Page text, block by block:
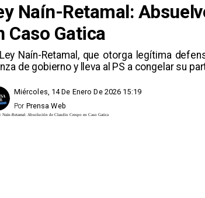
Naín-Retamal:
Caso Gatica
Naín-Retamal, que otorga legítima
de gobierno y lleva al PS a congelar su
Miércoles, 14 De Enero De 2026 15:19
Prensa Web
Por